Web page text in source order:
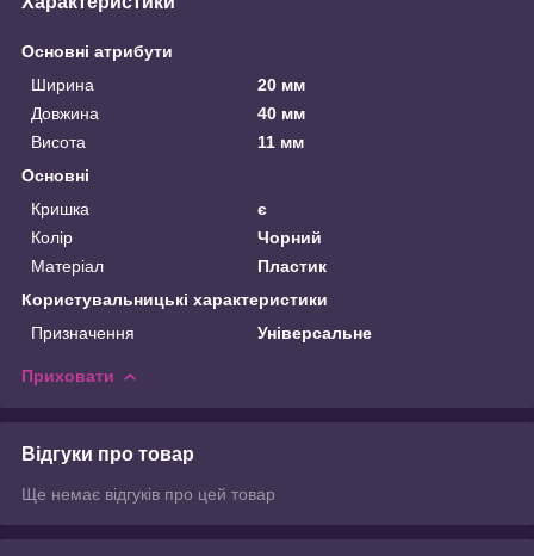
Основні атрибути
Ширина
20 мм
Довжина
40 мм
Висота
11 мм
Основні
Кришка
є
Колір
Чорний
Матеріал
Пластик
Користувальницькі характеристики
Призначення
Універсальне
Приховати
Відгуки про товар
Ще немає відгуків про цей товар